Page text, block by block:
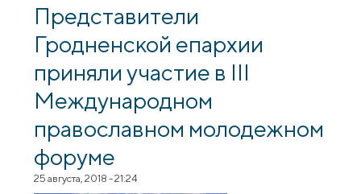
зависимости: православный и
католический взгляд"
Представители
Гродненской епархии
приняли участие в III
Международном
православном молодежном
форуме
25 августа, 2018 - 21:24